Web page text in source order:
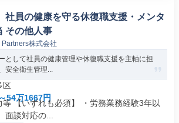
社員の健康を守る休復職支援・メンタ
その他人事
株式会社
として社員の健康管理や休復職支援を主軸に担
安全衛生管理...
区
54万1667円
【いずれも必須】 ・労務業務経験3年以
面談対応の...